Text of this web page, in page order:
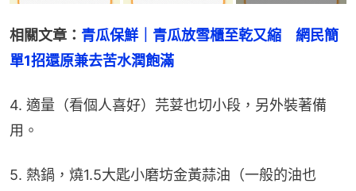
相關文章： 青瓜保鮮｜青瓜放雪櫃至乾又縮　網民簡
單1招還原兼去苦水潤飽滿
4. 適量（看個人喜好）芫荽也切小段，另外裝著備
用。
5. 熱鍋，燒1.5大匙小磨坊金黃蒜油（一般的油也